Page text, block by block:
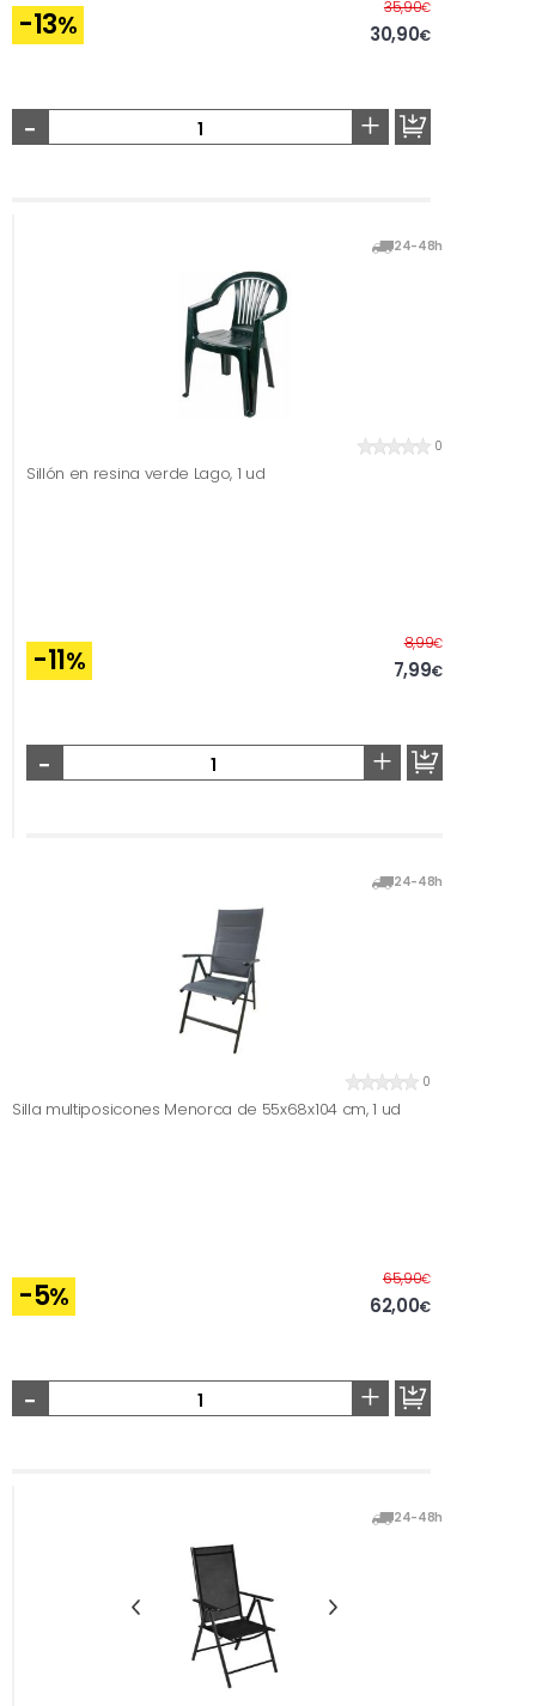
-13%
35,90€Before
30,90€
- +
24-48h
0
Sillón en resina verde Lago, 1 ud
-11%
8,99€Before
7,99€
- +
24-48h
0
Silla multiposicones Menorca de 55x68x104 cm, 1 ud
-5%
65,90€Before
62,00€
- +
24-48h